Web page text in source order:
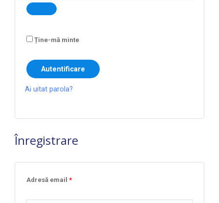
Ține-mă minte
Autentificare
Ai uitat parola?
Înregistrare
Adresă email *